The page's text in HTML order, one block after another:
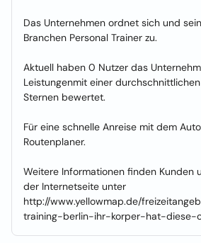
Das Unternehmen ordnet sich und
Branchen Personal Trainer zu.
Aktuell haben 0 Nutzer das
Leistungenmit einer
Sternen bewertet.
Für eine schnelle Anreise mit dem
Routenplaner.
Weitere Informationen finden Kunden
der Internetseite unter
http://www.yellowmap.de/
training-berlin-ihr-korper-hat-diese-